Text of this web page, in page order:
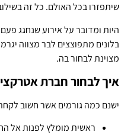
שיתפזרו בכל האולם. כל זה
היות ומדובר על אירוע שנחגג
בלונים מתפוצצים לבר מצווה
מצוינת לבחור בה.
איך לבחור חברת
ישנם כמה גורמים אשר חשוב
ראשית מומלץ לפנות אל